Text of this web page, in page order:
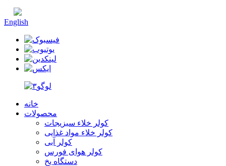
English
خانه
محصولات
کولر خلاء سبزیجات
کولر خلاء مواد غذایی
کولر آبی
کولر هوای فورس
دستگاه یخ